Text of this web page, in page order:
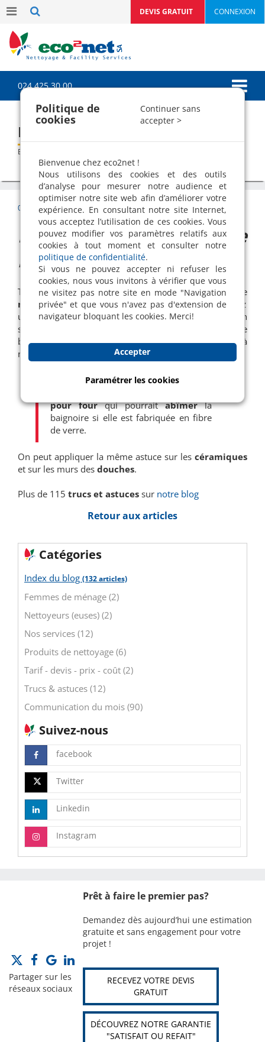
CONNEXION
DEVIS GRATUIT
024 425 30 00
Baignoire plus facile à nettoyer
Blog
05 Dec 2016 |Trucs & astuces| Patrick Mermoud
Pour les cernes autour de
la baignoire
Tout d'abord, nettoyez labaignoireselon votre
méthode habituelle. Dès qu'elle est sèche, appliquez
une couche decire de voitureautour du bain
seulement. Ceci conservera l'état actuel de votre
baignoire tout en la rendant beaucoup plusfacile
à
nettoyer par la suite !
pour fourqui pourraitabîmerla
baignoire si elle est fabriquée en fibre
de verre.
On peut appliquer la même astuce sur les céramiques
et sur les murs des douches.
Plus de 115 trucs et astuces sur notre blog
Retour aux articles
Catégories
Index du blog (132 articles)
Femmes de ménage (2)
Nettoyeurs (euses) (2)
Nos services (12)
Produits de nettoyage (6)
Tarif - devis - prix - coût (2)
Trucs & astuces (12)
Communication du mois (90)
Suivez-nous
facebook
Twitter
Linkedin
Instagram
Partager sur les
réseaux sociaux
Prêt à faire le premier pas?
Demandez dès aujourd’hui une estimation
gratuite et sans engagement pour votre
projet !
RECEVEZ VOTRE DEVIS
GRATUIT
DÉCOUVREZ NOTRE GARANTIE
"SATISFAIT OU REFAIT"
Politique de
cookies
Continuer sans
accepter >
Bienvenue chez eco2net !
Nous utilisons des cookies et des outils
d’analyse pour mesurer notre audience et
optimiser notre site web afin d’améliorer votre
expérience. En consultant notre site Internet,
vous acceptez l’utilisation de ces cookies. Vous
pouvez modifier vos paramètres relatifs aux
cookies à tout moment et consulter notre
politique de confidentialité.
Si vous ne pouvez accepter ni refuser les
cookies, nous vous invitons à vérifier que vous
ne visitez pas notre site en mode "Navigation
privée" et que vous n'avez pas d'extension de
navigateur bloquant les cookies. Merci!
Accepter
Paramétrer les cookies